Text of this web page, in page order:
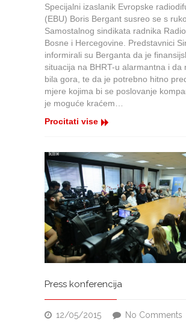
Specijalni izaslanik Evropske
(EBU) Boris Bergant susreo se s
Samostalnog sindikata radnika
Bosne i Hercegovine. Predstavnici
informirali su Berganta da je
situacija na BHRT-u alarmantna i da
bila gora, te da je potrebno hitno
mjere kojima bi se poslovanje
je moguće kraćem…
Procitati vise
Press konferencija
12/05/2015 No Comments